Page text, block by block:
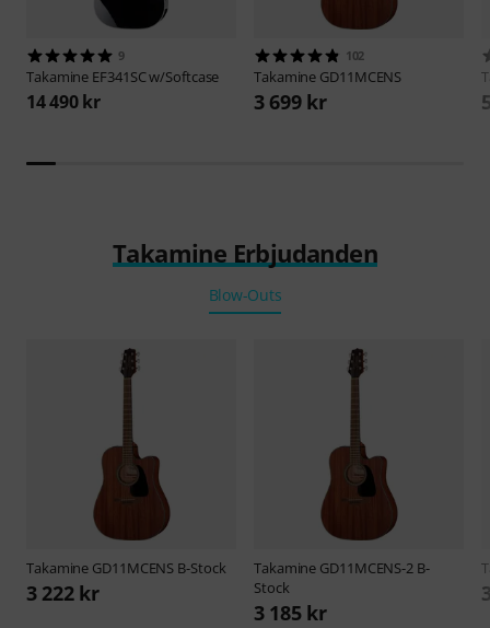
9
Takamine EF341SC w/Softcase
14 490 kr
102
Takamine GD11MCENS
3 699 kr
Takamine Erbjudanden
Blow-Outs
Takamine GD11MCENS B-Stock
3 222 kr
Takamine GD11MCENS-2 B-
Stock
3 185 kr